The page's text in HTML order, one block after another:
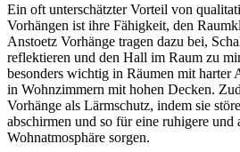
Ein oft unterschätzter Vorteil von
Vorhängen ist ihre Fähigkeit, den
Anstoetz Vorhänge tragen dazu bei,
reflektieren und den Hall im Raum zu
besonders wichtig in Räumen mit harter
in Wohnzimmern mit hohen Decken.
Vorhänge als Lärmschutz, indem sie
abschirmen und so für eine ruhigere und
Wohnatmosphäre sorgen.